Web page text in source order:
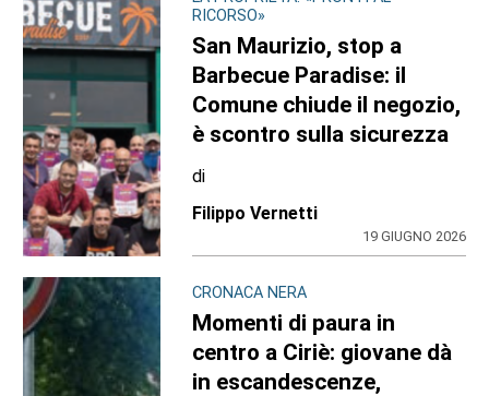
RICORSO»
San Maurizio, stop a
Barbecue Paradise: il
Comune chiude il negozio,
è scontro sulla sicurezza
di
Filippo Vernetti
19 GIUGNO 2026
CRONACA NERA
Momenti di paura in
centro a Ciriè: giovane dà
in escandescenze,